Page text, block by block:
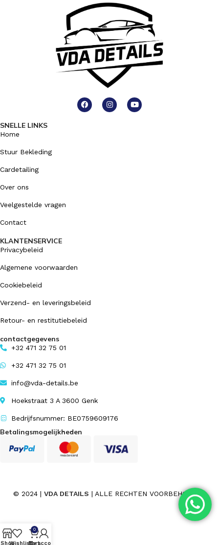
SNELLE LINKS
Home
Stuur Bekleding
Cardetailing
Over ons
Veelgestelde vragen
Contact
KLANTENSERVICE
Privacybeleid
Algemene voorwaarden
Cookiebeleid
Verzend- en leveringsbeleid
Retour- en restitutiebeleid
contactgegevens
+32 471 32 75 01
+32 471 32 75 01
info@vda-details.be
Hoekstraat 3 A 3600 Genk
Bedrijfsnummer: BE0759609176
Betalingsmogelijkheden
© 2024 | VDA DETAILS | ALLE RECHTEN VOORBEHOUDEN
ShopWishlist
0
Cart
My account